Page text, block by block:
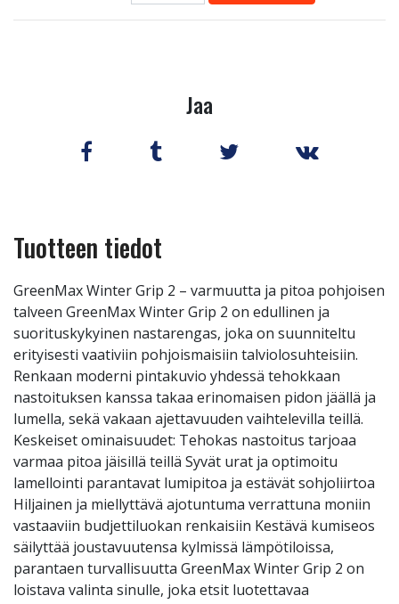
Jaa
Tuotteen tiedot
GreenMax Winter Grip 2 – varmuutta ja pitoa pohjoisen
talveen GreenMax Winter Grip 2 on edullinen ja
suorituskykyinen nastarengas, joka on suunniteltu
erityisesti vaativiin pohjoismaisiin talviolosuhteisiin.
Renkaan moderni pintakuvio yhdessä tehokkaan
nastoituksen kanssa takaa erinomaisen pidon jäällä ja
lumella, sekä vakaan ajettavuuden vaihtelevilla teillä.
Keskeiset ominaisuudet: Tehokas nastoitus tarjoaa
varmaa pitoa jäisillä teillä Syvät urat ja optimoitu
lamellointi parantavat lumipitoa ja estävät sohjoliirtoa
Hiljainen ja miellyttävä ajotuntuma verrattuna moniin
vastaaviin budjettiluokan renkaisiin Kestävä kumiseos
säilyttää joustavuutensa kylmissä lämpötiloissa,
parantaen turvallisuutta GreenMax Winter Grip 2 on
loistava valinta sinulle, joka etsit luotettavaa